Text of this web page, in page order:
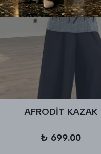
AFRODİT KAZAK
₺ 699.00